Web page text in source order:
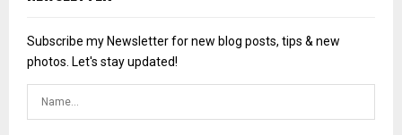
Subscribe my Newsletter for new blog posts, tips & new
photos. Let's stay updated!